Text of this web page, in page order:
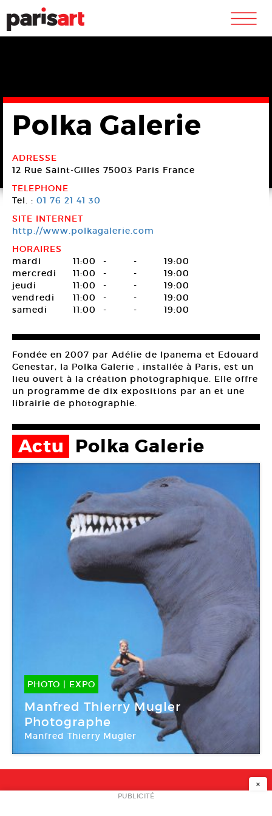
m
Polka Galerie
ADRESSE
12 Rue Saint-Gilles 75003 Paris France
TELEPHONE
Tel. : 01 76 21 41 30
SITE INTERNET
http://www.polkagalerie.com
HORAIRES
mardi
11:00 - -
19:00
mercredi
11:00 - -
19:00
jeudi
11:00 - -
19:00
vendredi
11:00 - -
19:00
samedi
11:00 - - 19:00
Fondée en 2007 par Adélie de Ipanema et Edouard
Genestar, la Polka Galerie , installée à Paris, est un
lieu ouvert à la création photographique. Elle offre
un programme de dix expositions par an et une
librairie de photographie.
Actu Polka Galerie
PHOTO EXPO
08 Nov -11 Jan 2020
Manfred Thierry Mugler
Photographe
Manfred Thierry Mugler
NEWSLETTER
×
PUBLICITÉ